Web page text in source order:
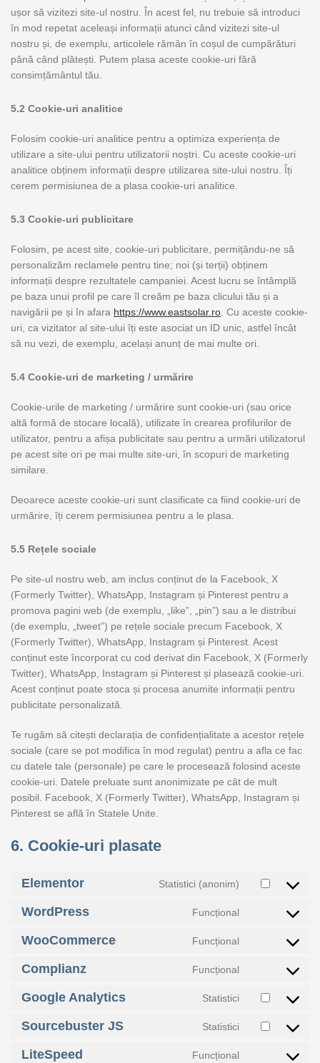
ușor să vizitezi site-ul nostru. În acest fel, nu trebuie să introduci
în mod repetat aceleași informații atunci când vizitezi site-ul
nostru și, de exemplu, articolele rămân în coșul de cumpărături
până când plătești. Putem plasa aceste cookie-uri fără
consimțământul tău.
5.2 Cookie-uri analitice
Folosim cookie-uri analitice pentru a optimiza experiența de
utilizare a site-ului pentru utilizatorii noștri. Cu aceste cookie-uri
analitice obținem informații despre utilizarea site-ului nostru. Îți
cerem permisiunea de a plasa cookie-uri analitice.
5.3 Cookie-uri publicitare
Folosim, pe acest site, cookie-uri publicitare, permițându-ne să
personalizăm reclamele pentru tine; noi (și terții) obținem
informații despre rezultatele campaniei. Acest lucru se întâmplă
pe baza unui profil pe care îl creăm pe baza clicului tău și a
navigării pe și în afara https://www.eastsolar.ro . Cu aceste cookie-
uri, ca vizitator al site-ului îți este asociat un ID unic, astfel încât
să nu vezi, de exemplu, același anunț de mai multe ori.
5.4 Cookie-uri de marketing / urmărire
Cookie-urile de marketing / urmărire sunt cookie-uri (sau orice
altă formă de stocare locală), utilizate în crearea profilurilor de
utilizator, pentru a afișa publicitate sau pentru a urmări utilizatorul
pe acest site ori pe mai multe site-uri, în scopuri de marketing
similare.
Deoarece aceste cookie-uri sunt clasificate ca fiind cookie-uri de
urmărire, îți cerem permisiunea pentru a le plasa.
5.5 Rețele sociale
Pe site-ul nostru web, am inclus conținut de la Facebook, X
(Formerly Twitter), WhatsApp, Instagram și Pinterest pentru a
promova pagini web (de exemplu, „like”, „pin”) sau a le distribui
(de exemplu, „tweet”) pe rețele sociale precum Facebook, X
(Formerly Twitter), WhatsApp, Instagram și Pinterest. Acest
conținut este încorporat cu cod derivat din Facebook, X (Formerly
Twitter), WhatsApp, Instagram și Pinterest și plasează cookie-uri.
Acest conținut poate stoca și procesa anumite informații pentru
publicitate personalizată.
Te rugăm să citești declarația de confidențialitate a acestor rețele
sociale (care se pot modifica în mod regulat) pentru a afla ce fac
cu datele tale (personale) pe care le procesează folosind aceste
cookie-uri. Datele preluate sunt anonimizate pe cât de mult
posibil. Facebook, X (Formerly Twitter), WhatsApp, Instagram și
Pinterest se află în Statele Unite.
6. Cookie-uri plasate
Elementor Statistici (anonim)
WordPress Funcțional
WooCommerce Funcțional
Complianz Funcțional
Google Analytics Statistici
Sourcebuster JS Statistici
LiteSpeed Funcțional